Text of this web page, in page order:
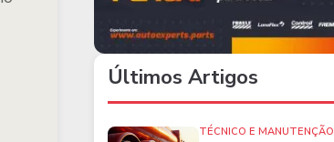
Últimos Artigos
TÉCNICO E MANUTENÇÃO